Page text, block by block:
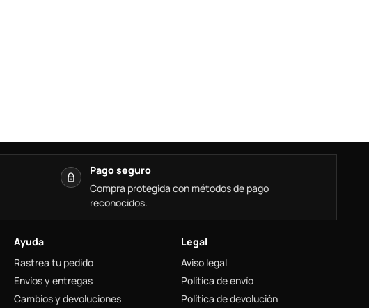
Pago seguro
Compra protegida con métodos de pago
reconocidos.
Ayuda
Rastrea tu pedido
Envíos y entregas
Cambios y devoluciones
Legal
Aviso legal
Política de envío
Política de devolución